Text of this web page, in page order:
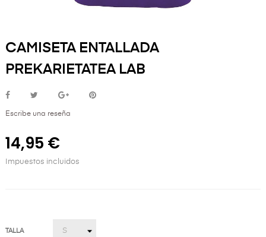
CAMISETA ENTALLADA
PREKARIETATEA LAB
Escribe una reseña
14,95 €
Impuestos incluidos
TALLA